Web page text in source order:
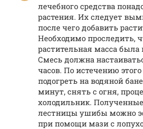
лечебного средства
растения. Их следует
после чего добавить
Необходимо проследить,
растительная масса
Смесь должна
часов. По истечению
подогреть на водяной
минут, снять с огня,
холодильник.
лестницы ушибы можно
при помощи мази с